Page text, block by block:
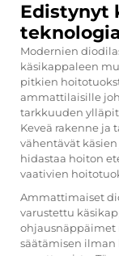
Edistynyt
teknologia
Modernien
käsikappaleen
pitkien
ammattilaisille
tarkkuuden
Keveä rakenne
vähentävät
hidastaa hoiton
vaativien
Ammattimaiset
varustettu
ohjausnäppäimet
säätämisen ilman